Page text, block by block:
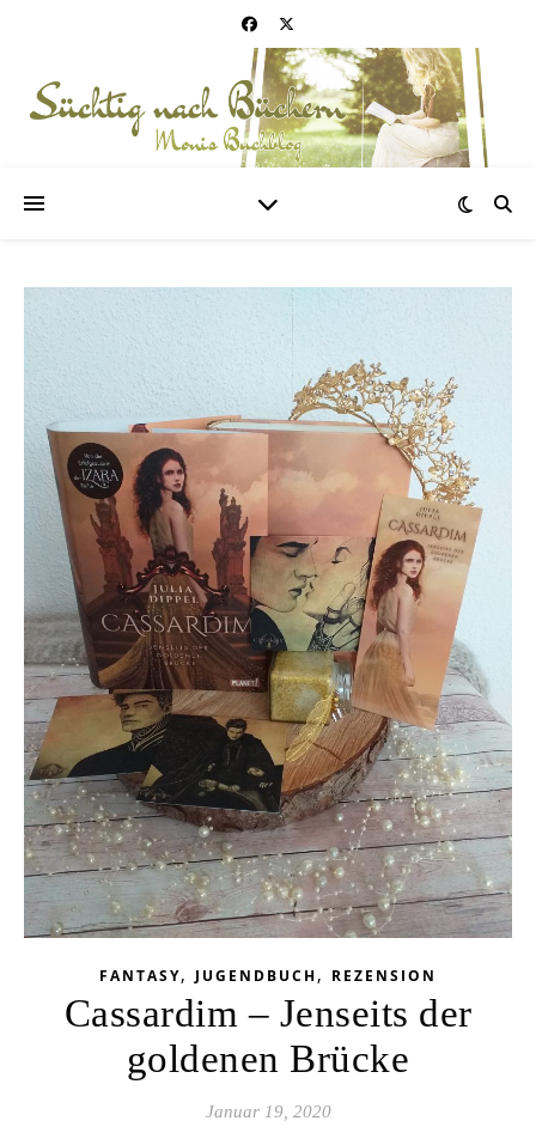
FANTASY, JUGENDBUCH, REZENSION
Cassardim – Jenseits der
goldenen Brücke
Januar 19, 2020